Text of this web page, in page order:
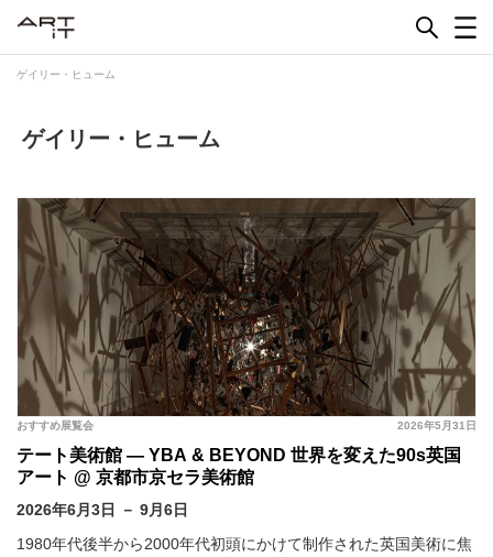
ゲイリー・ヒューム
ゲイリー・ヒューム
2026年5月31日
おすすめ展覧会
テート美術館 ― YBA & BEYOND 世界を変えた90s英国
アート @ 京都市京セラ美術館
2026年6月3日 － 9月6日
1980年代後半から2000年代初頭にかけて制作された英国美術に焦